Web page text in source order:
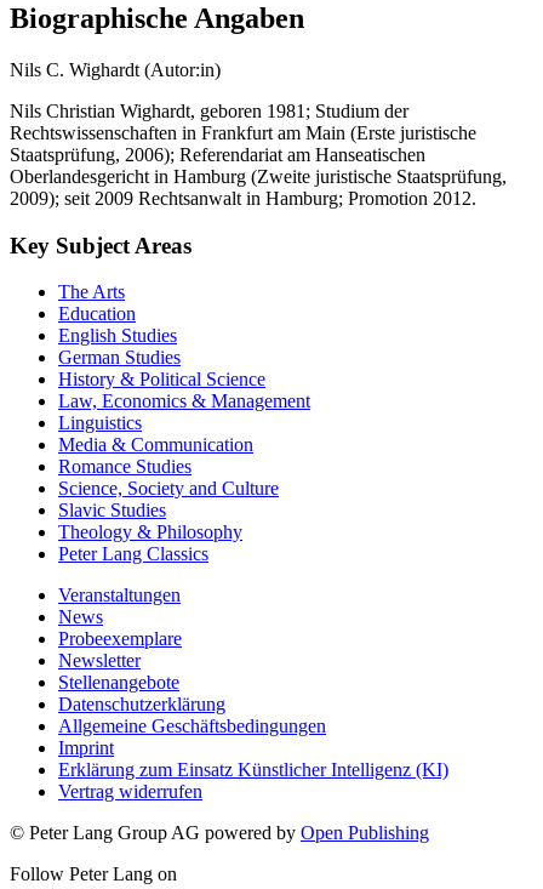
Biographische Angaben
Nils C. Wighardt (Autor:in)
Nils Christian Wighardt, geboren 1981; Studium der
Rechtswissenschaften in Frankfurt am Main (Erste juristische
Staatsprüfung, 2006); Referendariat am Hanseatischen
Oberlandesgericht in Hamburg (Zweite juristische Staatsprüfung,
2009); seit 2009 Rechtsanwalt in Hamburg; Promotion 2012.
Key Subject Areas
The Arts
Education
English Studies
German Studies
History & Political Science
Law, Economics & Management
Linguistics
Media & Communication
Romance Studies
Science, Society and Culture
Slavic Studies
Theology & Philosophy
Peter Lang Classics
Veranstaltungen
News
Probeexemplare
Newsletter
Stellenangebote
Datenschutzerklärung
Allgemeine Geschäftsbedingungen
Imprint
Erklärung zum Einsatz Künstlicher Intelligenz (KI)
Vertrag widerrufen
© Peter Lang Group AG powered by Open Publishing
Follow Peter Lang on